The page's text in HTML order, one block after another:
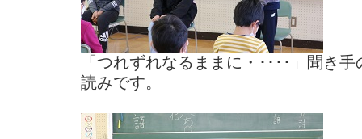
「つれずれなるままに・････」聞き
読みです。